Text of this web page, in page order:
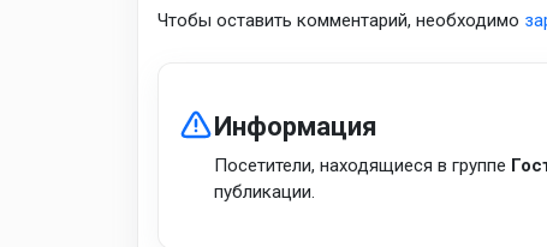
Чтобы оставить комментарий, необходимо
Информация
Посетители, находящиеся в группе
публикации.